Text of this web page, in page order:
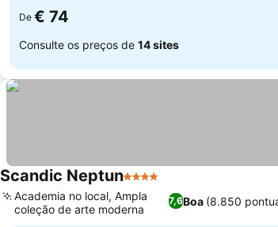
De € 74
Consulte os preços de 14 sites
Scandic Neptun4 Estrelas
7,6Boa (8.850
Academia no local, Ampla
coleção de arte moderna